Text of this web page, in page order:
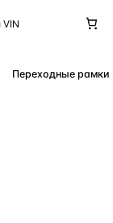
Переходные рамки